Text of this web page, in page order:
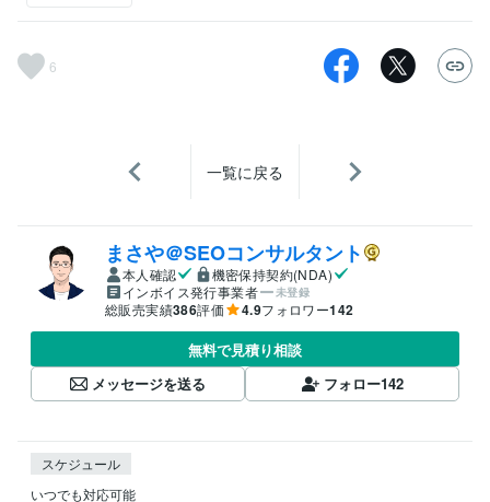
6
一覧に戻る
まさや＠SEOコンサルタント
本人確認
機密保持契約(NDA)
インボイス発行事業者
未登録
総販売実績386評価 4.9フォロワー142
無料で見積り相談
メッセージを送る
フォロー142
スケジュール
いつでも対応可能